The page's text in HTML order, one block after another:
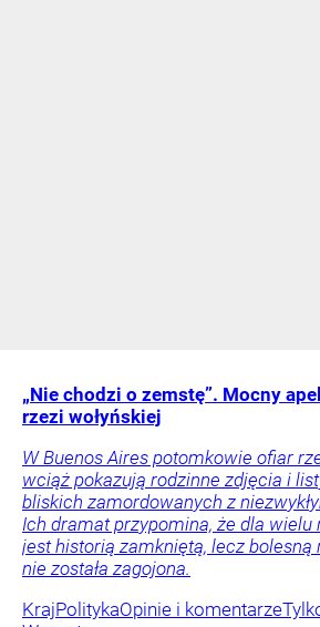
„Nie chodzi o zemstę”. Mocny
rzezi wołyńskiej
W Buenos Aires potomkowie ofiar
wciąż pokazują rodzinne zdjęcia i
bliskich zamordowanych z
Ich dramat przypomina, że dla wielu
jest historią zamkniętą, lecz bolesną
nie została zagojona.
KrajPolitykaOpinie i komentarze